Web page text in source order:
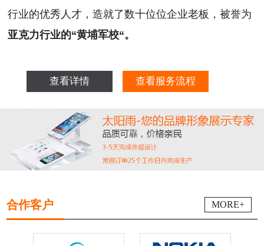
行业的优秀人才，造就了数十位位企业老板，被誉为
亚克力行业的“黄埔军校“。
查看详情 查看服务流程
合作客户 MORE+